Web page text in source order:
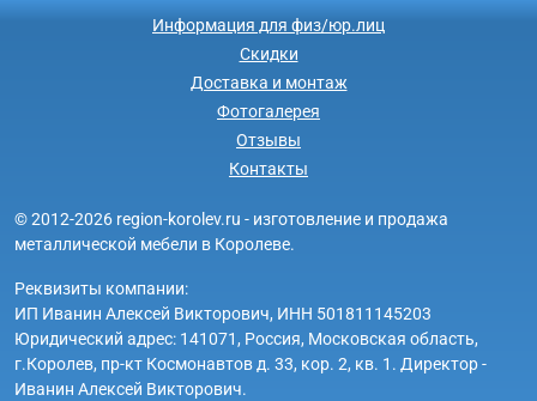
Информация для физ/юр.лиц
Скидки
Доставка и монтаж
Фотогалерея
Отзывы
Контакты
© 2012-2026 region-korolev.ru - изготовление и продажа
металлической мебели в Королеве.
Реквизиты компании:
ИП Иванин Алексей Викторович, ИНН 501811145203
Юридический адрес: 141071, Россия, Московская область,
г.Королев, пр-кт Космонавтов д. 33, кор. 2, кв. 1. Директор -
Иванин Алексей Викторович.